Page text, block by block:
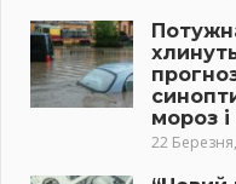
мороз і
22